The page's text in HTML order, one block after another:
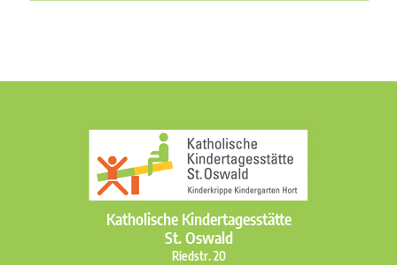
Katholische Kindertagesstätte
St. Oswald
Riedstr. 20